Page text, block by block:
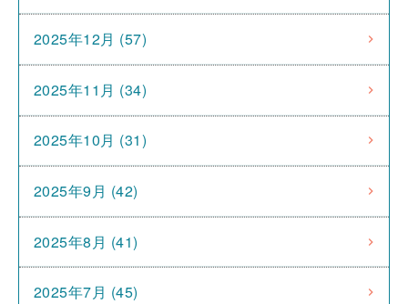
2025年12月 (57)
2025年11月 (34)
2025年10月 (31)
2025年9月 (42)
2025年8月 (41)
2025年7月 (45)